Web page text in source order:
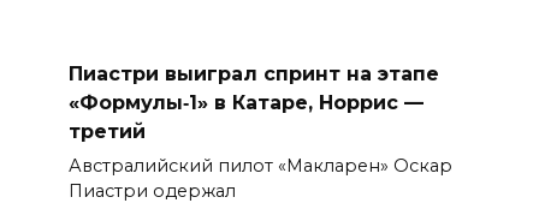
Пиастри выиграл спринт на этапе
«Формулы‑1» в Катаре, Норрис —
третий
Австралийский пилот «Макларен» Оскар
Пиастри одержал